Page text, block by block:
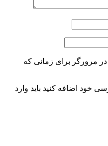
مرورگر برای زمانی که
خود اضافه کنید باید وارد